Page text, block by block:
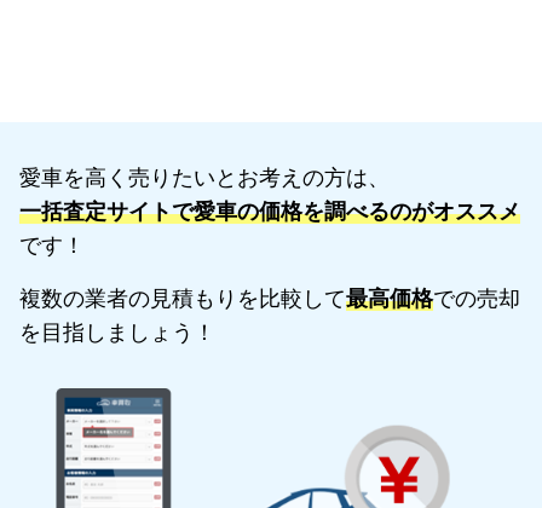
愛車を高く売りたいとお考えの方は、
一括査定サイトで愛車の価格を調べるのがオススメ
です！
複数の業者の見積もりを比較して最高価格での売却
を目指しましょう！